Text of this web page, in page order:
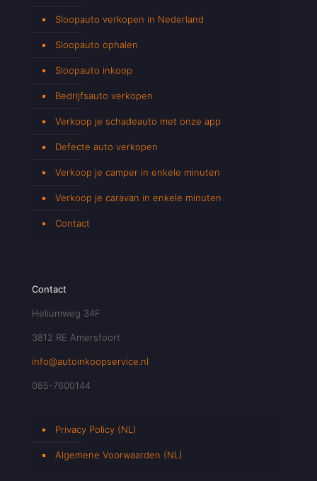
Sloopauto verkopen in Nederland
Sloopauto ophalen
Sloopauto inkoop
Bedrijfsauto verkopen
Verkoop je schadeauto met onze app
Defecte auto verkopen
Verkoop je camper in enkele minuten
Verkoop je caravan in enkele minuten
Contact
Contact
Heliumweg 34F
3812 RE Amersfoort
info@autoinkoopservice.nl
085-7600144
Privacy Policy (NL)
Algemene Voorwaarden (NL)